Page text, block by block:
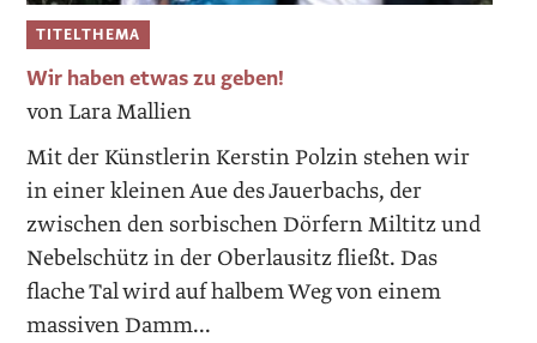
TITELTHEMA
Wir haben etwas zu geben!
von Lara Mallien
Mit der Künstlerin Kerstin Polzin stehen wir
in einer kleinen Aue des Jauerbachs, der
zwischen den sorbischen Dörfern Miltitz und
Nebelschütz in der Oberlausitz fließt. Das
flache Tal wird auf halbem Weg von einem
massiven Damm...